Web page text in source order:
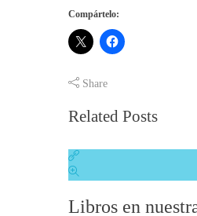
Compártelo:
Share
Related Posts
Libros en